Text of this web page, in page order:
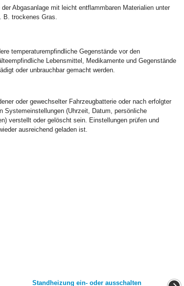
Abgasanlage mit leicht entflammbaren Materialien unter
B. trockenes Gras.
temperaturempfindliche Gegenstände vor den
Lebensmittel, Medikamente und Gegenstände
oder unbrauchbar gemacht werden.
oder gewechselter Fahrzeugbatterie oder nach erfolgter
Systemeinstellungen (Uhrzeit, Datum, persönliche
verstellt oder gelöscht sein. Einstellungen prüfen und
ausreichend geladen ist.
Standheizung ein- oder ausschalten